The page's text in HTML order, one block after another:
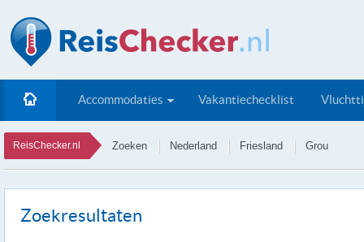
Accommodaties Vakantiechecklist
ReisChecker.nl Zoeken Nederland Friesland Grou
Zoekresultaten